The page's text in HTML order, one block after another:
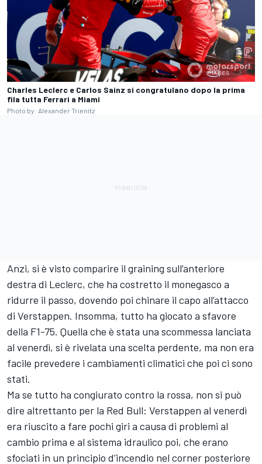
Charles Leclerc e Carlos Sainz si congratulano dopo la prima
fila tutta Ferrari a Miami
Photo by: Alexander Trienitz
Anzi, si è visto comparire il graining sull’anteriore
destra di Leclerc, che ha costretto il monegasco a
ridurre il passo, dovendo poi chinare il capo all’attacco
di Verstappen. Insomma, tutto ha giocato a sfavore
della F1-75. Quella che è stata una scommessa lanciata
al venerdì, si è rivelata una scelta perdente, ma non era
facile prevedere i cambiamenti climatici che poi ci sono
stati.
Ma se tutto ha congiurato contro la rossa, non si può
dire altrettanto per la Red Bull: Verstappen al venerdì
era riuscito a fare pochi giri a causa di problemi al
cambio prima e al sistema idraulico poi, che erano
sfociati in un principio d’incendio nel corner posteriore